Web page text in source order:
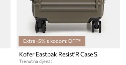
Extra -5% s kodom: OFF*
Kofer Eastpak Resist'R Case S
Trenutna cijena: